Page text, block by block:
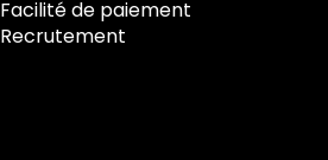
Facilité de paiement
Recrutement